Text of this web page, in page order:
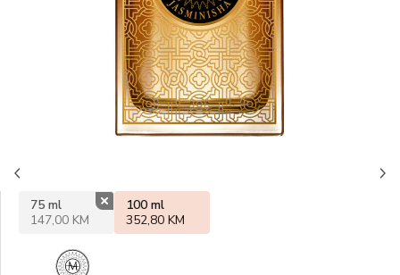
75 ml
147,00 KM
100 ml
352,80 KM